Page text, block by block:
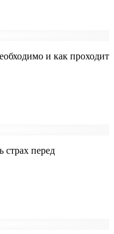
и как проходит
страх перед